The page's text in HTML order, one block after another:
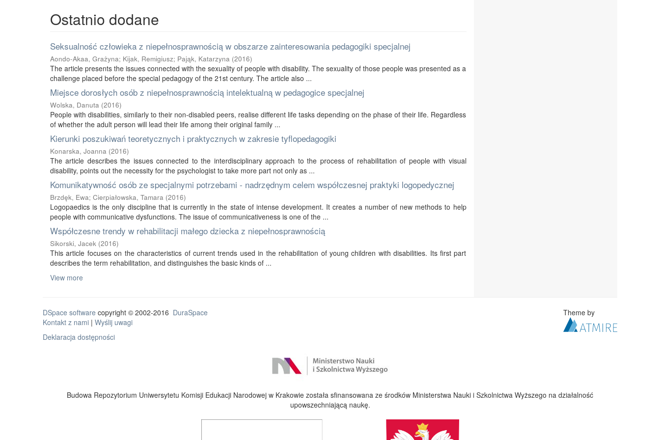
Ostatnio dodane
Seksualność człowieka z niepełnosprawnością w obszarze zainteresowania pedagogiki specjalnej
Aondo-Akaa, Grażyna; Kijak, Remigiusz; Pająk, Katarzyna (2016)
The article presents the issues connected with the sexuality of people with disability. The sexuality of those people was presented as a
challenge placed before the special pedagogy of the 21st century. The article also ...
Miejsce dorosłych osób z niepełnosprawnością intelektualną w pedagogice specjalnej
Wolska, Danuta (2016)
People with disabilities, similarly to their non-disabled peers, realise different life tasks depending on the phase of their life. Regardless
of whether the adult person will lead their life among their original family ...
Kierunki poszukiwań teoretycznych i praktycznych w zakresie tyflopedagogiki
Konarska, Joanna (2016)
The article describes the issues connected to the interdisciplinary approach to the process of rehabilitation of people with visual
disability, points out the necessity for the psychologist to take more part not only as ...
Komunikatywność osób ze specjalnymi potrzebami - nadrzędnym celem współczesnej praktyki logopedycznej
Brzdęk, Ewa; Cierpiałowska, Tamara (2016)
Logopaedics is the only discipline that is currently in the state of intense development. It creates a number of new methods to help
people with communicative dysfunctions. The issue of communicativeness is one of the ...
Współczesne trendy w rehabilitacji małego dziecka z niepełnosprawnością
Sikorski, Jacek (2016)
This article focuses on the characteristics of current trends used in the rehabilitation of young children with disabilities. Its first part
describes the term rehabilitation, and distinguishes the basic kinds of ...
View more
DSpace software copyright © 2002-2016 DuraSpace
Kontakt z nami | Wyślij uwagi
Deklaracja dostępności
Theme by
Budowa Repozytorium Uniwersytetu Komisji Edukacji Narodowej w Krakowie została sfinansowana ze środków Ministerstwa Nauki i Szkolnictwa Wyższego na działalność
upowszechniającą naukę.